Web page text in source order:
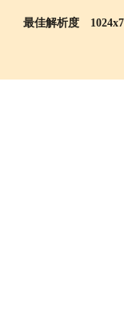
最佳解析度